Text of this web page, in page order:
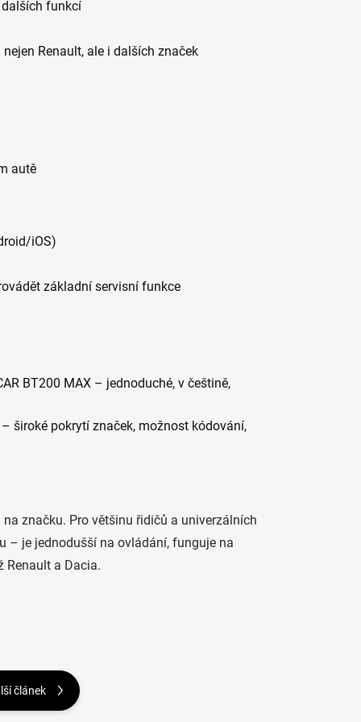
dalších funkcí
Renault, ale i dalších značek
autě
iOS)
základní servisní funkce
BT200 MAX – jednoduché, v češtině,
široké pokrytí značek, možnost kódování,
značku. Pro většinu řidičů a univerzálních
– je jednodušší na ovládání, funguje na
Renault a Dacia.
článek